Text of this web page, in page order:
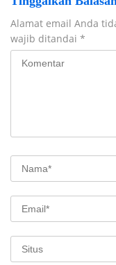
Alamat email Anda
wajib ditandai *